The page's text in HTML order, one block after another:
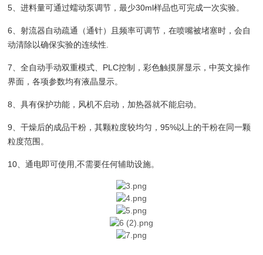
5、进料量可通过蠕动泵调节，最少30ml样品也可完成一次实验。
6、射流器自动疏通（通针）且频率可调节，在喷嘴被堵塞时，会自
动清除以确保实验的连续性.
7、全自动手动双重模式、PLC控制，彩色触摸屏显示，中英文操作
界面，各项参数均有液晶显示。
8、具有保护功能，风机不启动，加热器就不能启动。
9、干燥后的成品干粉，其颗粒度较均匀，95%以上的干粉在同一颗
粒度范围。
10、通电即可使用,不需要任何辅助设施。